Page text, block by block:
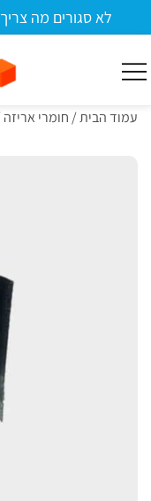
לתוכן
לא סגורים מה
עמוד הבית/ חומרי אריזה